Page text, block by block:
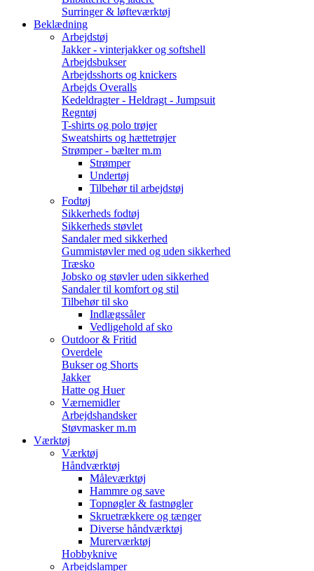
Surringer & løfteværktøj
Beklædning
Arbejdstøj
Jakker - vinterjakker og softshell
Arbejdsbukser
Arbejdsshorts og knickers
Arbejds Overalls
Kedeldragter - Heldragt - Jumpsuit
Regntøj
T-shirts og polo trøjer
Sweatshirts og hættetrøjer
Strømper - bælter m.m
Strømper
Undertøj
Tilbehør til arbejdstøj
Fodtøj
Sikkerheds fodtøj
Sikkerheds støvlet
Sandaler med sikkerhed
Gummistøvler med og uden sikkerhed
Træsko
Jobsko og støvler uden sikkerhed
Sandaler til komfort og stil
Tilbehør til sko
Indlægssåler
Vedligehold af sko
Outdoor & Fritid
Overdele
Bukser og Shorts
Jakker
Hatte og Huer
Værnemidler
Arbejdshandsker
Støvmasker m.m
Værktøj
Værktøj
Håndværktøj
Måleværktøj
Hammre og save
Topnøgler & fastnøgler
Skruetrækkere og tænger
Diverse håndværktøj
Murerværktøj
Hobbyknive
Arbejdslamper